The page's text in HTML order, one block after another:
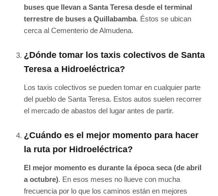
buses que llevan a Santa Teresa desde el terminal
terrestre de buses a Quillabamba. Éstos se ubican
cerca al Cementerio de Almudena.
¿Dónde tomar los taxis colectivos de Santa
Teresa a Hidroeléctrica?
Los taxis colectivos se pueden tomar en cualquier parte
del pueblo de Santa Teresa. Estos autos suelen recorrer
el mercado de abastos del lugar antes de partir.
¿Cuándo es el mejor momento para hacer
la ruta por Hidroeléctrica?
El mejor momento es durante la época seca (de abril
a octubre). En esos meses no llueve con mucha
frecuencia por lo que los caminos están en mejores